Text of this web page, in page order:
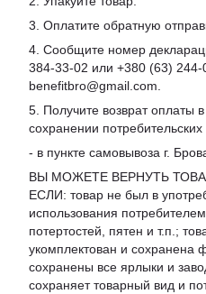
3. Оплатите обратную
4. Сообщите номер
384-33-02 или +380 (63)
benefitbro@gmail.com.
5. Получите возврат оплаты
сохранении потребительских
- в пункте самовывоза г.
ВЫ МОЖЕТЕ ВЕРНУТЬ
ЕСЛИ: товар не был в
использования
потертостей, пятен и т.п.;
укомплектован и сохранена
сохранены все ярлыки и
сохраняет товарный вид и